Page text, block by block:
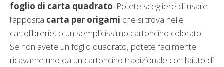
foglio di carta quadrato. Potete scegliere di usare
l’apposita carta per origami che si trova nelle
cartolibrerie, o un semplicissimo cartoncino colorato.
Se non avete un foglio quadrato, potete facilmente
ricavarne uno da un cartoncino tradizionale con l’aiuto di